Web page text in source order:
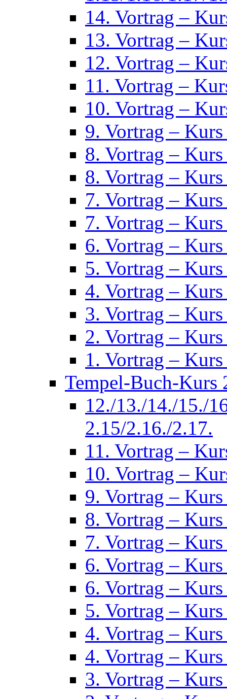
14. Vortrag –
13. Vortrag –
12. Vortrag –
11. Vortrag –
10. Vortrag –
9. Vortrag –
8. Vortrag –
8. Vortrag –
7. Vortrag –
7. Vortrag –
6. Vortrag –
5. Vortrag –
4. Vortrag –
3. Vortrag –
2. Vortrag –
1. Vortrag –
Tempel-Buch-Kurs
12./13./14./15./
2.15/2.16./2.17.
11. Vortrag –
10. Vortrag –
9. Vortrag –
8. Vortrag –
7. Vortrag –
6. Vortrag –
6. Vortrag –
5. Vortrag –
4. Vortrag –
4. Vortrag –
3. Vortrag –